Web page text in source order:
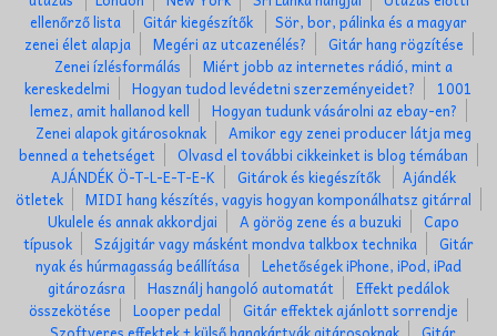
ellenőrző lista
Gitár kiegészítők
Sör, bor, pálinka és a magyar
zenei élet alapja
Megéri az utcazenélés?
Gitár hang rögzítése
Zenei ízlésformálás
Miért jobb az internetes rádió, mint a
kereskedelmi
Hogyan tudod levédetni szerzeményeidet?
1001
lemez, amit hallanod kell
Hogyan tudunk vásárolni az ebay-en?
Zenei alapok gitárosoknak
Amikor egy zenei producer látja meg
benned a tehetséget
Olvasd el további cikkeinket is blog témában
AJÁNDÉK Ö-T-L-E-T-E-K
Gitárok és kiegészítők
Ajándék
ötletek
MIDI hang készítés, vagyis hogyan komponálhatsz gitárral
Ukulele és annak akkordjai
A görög zene és a buzuki
Capo
típusok
Szájgitár vagy másként mondva talkbox technika
Gitár
nyak és húrmagasság beállítása
Lehetőségek iPhone, iPod, iPad
gitározásra
Használj hangoló automatát
Effekt pedálok
összekötése
Looper pedal
Gitár effektek ajánlott sorrendje